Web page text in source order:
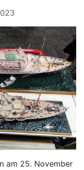
am 25. November